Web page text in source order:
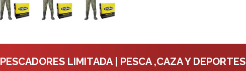
PESCADORES LIMITADA | PESCA ,CAZA Y DEPORTES